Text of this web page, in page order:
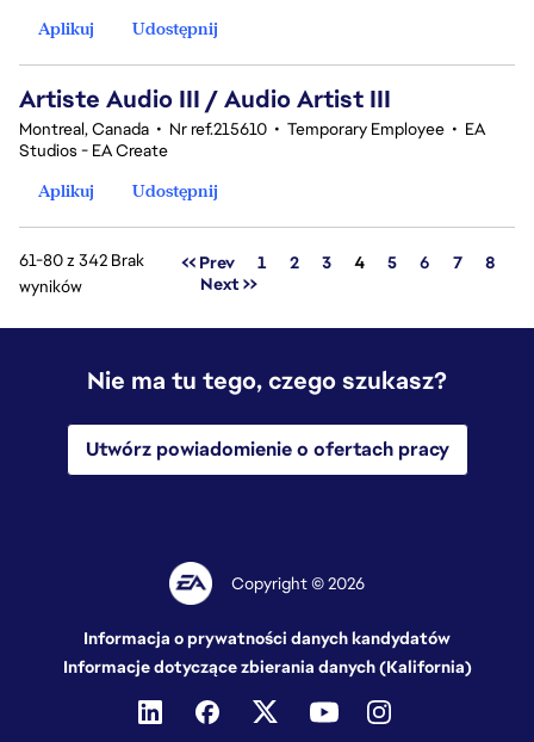
Aplikuj
Udostępnij
Artiste Audio III / Audio Artist III
Montreal, Canada • Nr ref.215610 • Temporary Employee • EA
Studios - EA Create
Aplikuj
Udostępnij
61-80 z 342 Brak
wyników
<< Prev 1 2 3 Strona
4 5 6 7
8
Next >>
Nie ma tu tego, czego szukasz?
Utwórz powiadomienie o ofertach pracy
Copyright © 2026
Informacja o prywatności danych kandydatów
Informacje dotyczące zbierania danych (Kalifornia)